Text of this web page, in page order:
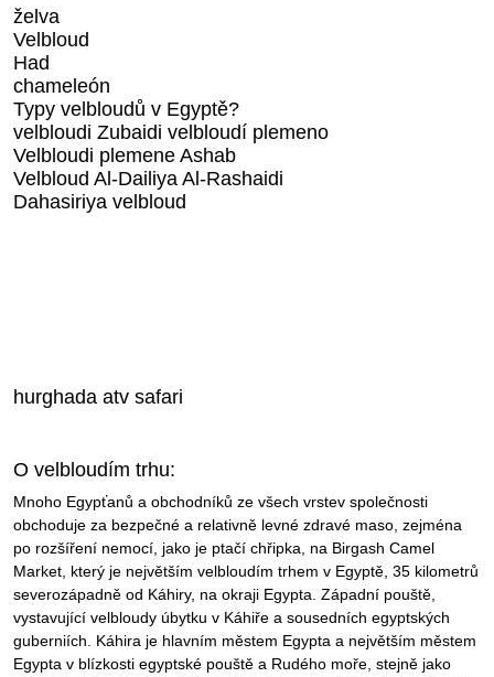
želva
Velbloud
Had
chameleón
Typy velbloudů v Egyptě?
velbloudi Zubaidi velbloudí plemeno
Velbloudi plemene Ashab
Velbloud Al-Dailiya Al-Rashaidi
Dahasiriya velbloud
hurghada atv safari
O velbloudím trhu:
Mnoho Egypťanů a obchodníků ze všech vrstev společnosti
obchoduje za bezpečné a relativně levné zdravé maso, zejména
po rozšíření nemocí, jako je ptačí chřipka, na Birgash Camel
Market, který je největším velbloudím trhem v Egyptě, 35 kilometrů
severozápadně od Káhiry, na okraji Egypta. Západní pouště,
vystavující velbloudy úbytku v Káhiře a sousedních egyptských
guberniích. Káhira je hlavním městem Egypta a největším městem
Egypta v blízkosti egyptské pouště a Rudého moře, stejně jako